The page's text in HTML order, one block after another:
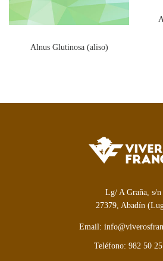
Alnus Glutinosa (aliso)
Lg/ A Graña, s/n
27379, Abadín
Email:
Teléfono: 982 50